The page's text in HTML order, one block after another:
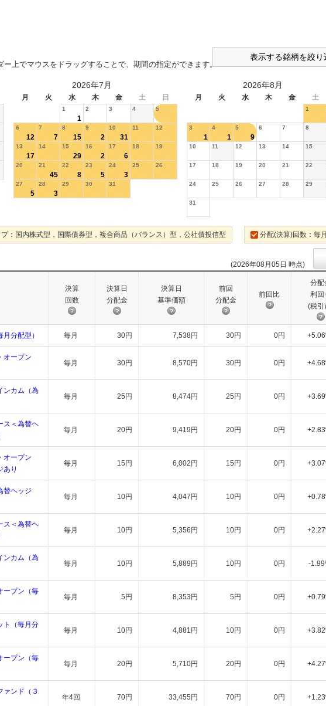
表示する銘柄を絞り
上でマウスをドラッグすることで、期間の指定ができます。
2026年7月 2026年8月
月 火 水 木 金 土 日 月 火 水 木 金 土
1
1
2 3 4 5
6
12
7
7
8
15
9
2
10
31
11 12
13
17
14 15
29
16
2
17
6
18 19
20 21
45
22
8
23
5
24
3
25 26
27
5
28
3
29 30 31
1
3
1
4
1
5
9
6 7 8
10 11 12 13 14 15
17 18 19 20 21 22
24 25 26 27 28 29
31
：国内株式型，国際債券型，複合商品（バランス）型，公社債投信型 分配(決算)回数：毎
(2026年08月05日 時点)
決算
回数
決算日
分配金
決算日
基準価額
前回
分配金
前回比
分配
利回
(税引
分配型） 毎月 30円 7,538円 30円 0円
オープン
毎月 30円 8,570円 30円 0円
ンカム（為
毎月 25円 8,474円 25円 0円
ス＜為替ヘ
毎月 20円 9,419円 20円 0円
オープン
あり
毎月 15円 6,002円 15円 0円
替ヘッジ
毎月 10円 4,047円 10円 0円
ス＜為替ヘ
毎月 10円 5,356円 10円 0円
ンカム（為
毎月 10円 5,889円 10円 0円 -
ープン（毎
毎月 5円 8,353円 5円 0円
ト（毎月分
毎月 10円 4,881円 10円 0円
プン（毎
毎月 20円 5,710円 20円 0円
ァンド（３
年4回 70円 33,455円 70円 0円